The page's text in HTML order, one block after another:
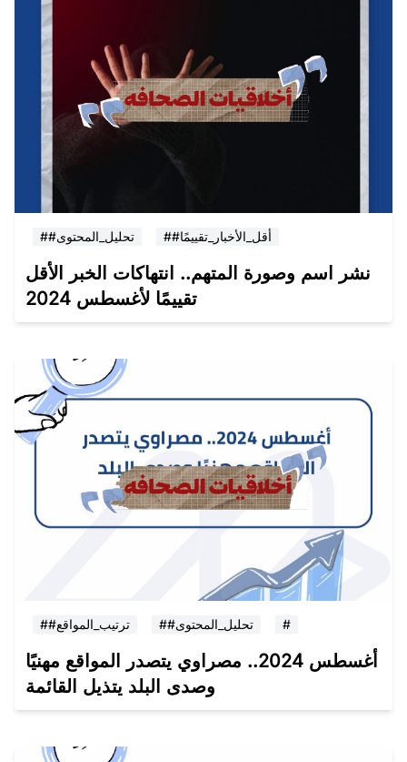
##تحليل_المحتوى ##أقل_الأخبار_تقييمًا
نشر اسم وصورة المتهم.. انتهاكات الخبر الأقل
تقييمًا لأغسطس 2024
##ترتيب_المواقع ##تحليل_المحتوى #
أغسطس 2024.. مصراوي يتصدر المواقع مهنيًا
وصدى البلد يتذيل القائمة